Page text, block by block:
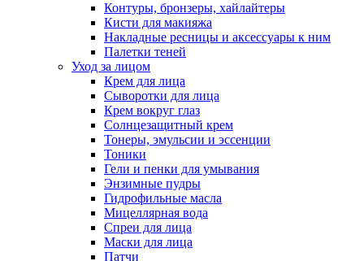
Контуры, бронзеры, хайлайтеры
Кисти для макияжа
Накладные ресницы и аксессуары к ним
Палетки теней
Уход за лицом
Крем для лица
Сыворотки для лица
Крем вокруг глаз
Солнцезащитный крем
Тонеры, эмульсии и эссенции
Тоники
Гели и пенки для умывания
Энзимные пудры
Гидрофильные масла
Мицеллярная вода
Спреи для лица
Маски для лица
Патчи